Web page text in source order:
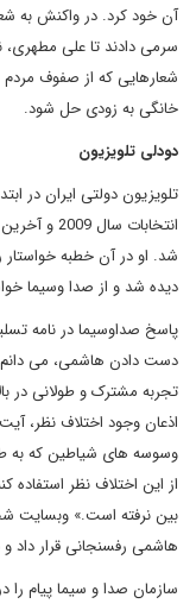
آن خود کرد. در واکنش به
سرمی دادند تا علی
شعارهایی که از صفوف
خانگی به زودی حل شود.
دودلی تلویزیون
تلویزیون دولتی ایران در
انتخابات
شد. او در آن خطبه خواستار
دیده شد و از صدا وسیما
پاسخ صداوسیما در نامه
دست دادن هاشمی، می
تجربه مشترک و طولانی در
اذعان وجود اختلاف نظر،
وسوسه های شیاطین که به
از این اختلاف نظر
بین نرفته است.» وبسایت
هاشمی رفسنجانی قرار داد و نوشت «59 سال
سازمان صدا و سیما پیام